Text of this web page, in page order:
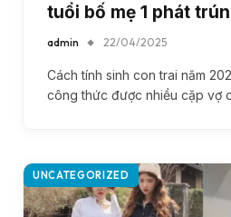
tuổi bố mẹ 1 phát
admin 22/04/2025
Cách tính sinh con trai năm
công thức được nhiều cặp vợ
UNCATEGORIZED